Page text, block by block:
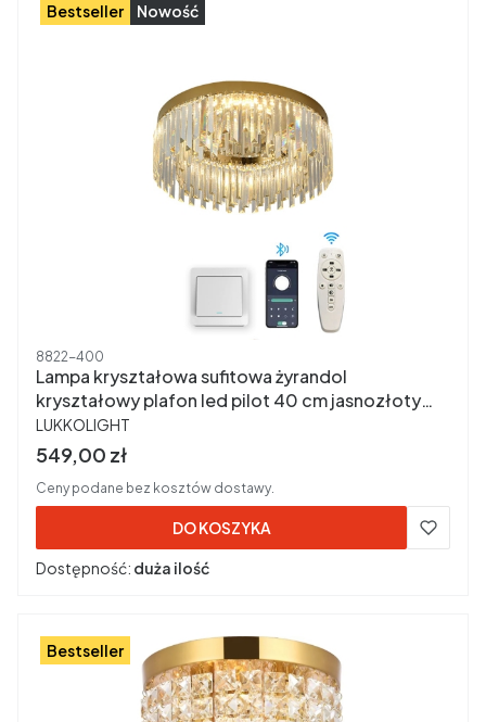
Bestseller Nowość
Kod produktu
8822-400
Lampa kryształowa sufitowa żyrandol
kryształowy plafon led pilot 40 cm jasnozłoty
8822-400
PRODUCENT
LUKKOLIGHT
Cena brutto
549,00 zł
Ceny podane bez kosztów dostawy.
DO KOSZYKA
Dostępność: duża ilość
Bestseller